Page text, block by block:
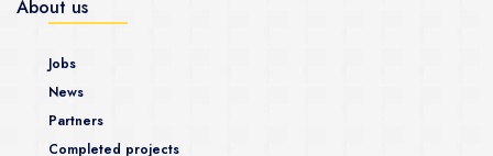
About us
Jobs
News
Partners
Completed projects